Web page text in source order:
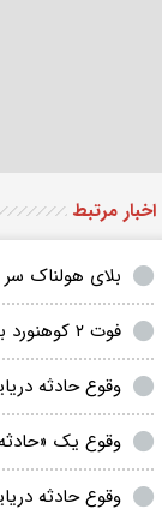
اخبار مرتبط
بلای هولناک
فوت ۲ کوهنورد بوکانی در ارتفاعات «قلقله» بانه
وقوع حادثه
وقوع یک «حادثه امنیتی» در
وقوع حادثه دریایی در ۲۵ مایلی